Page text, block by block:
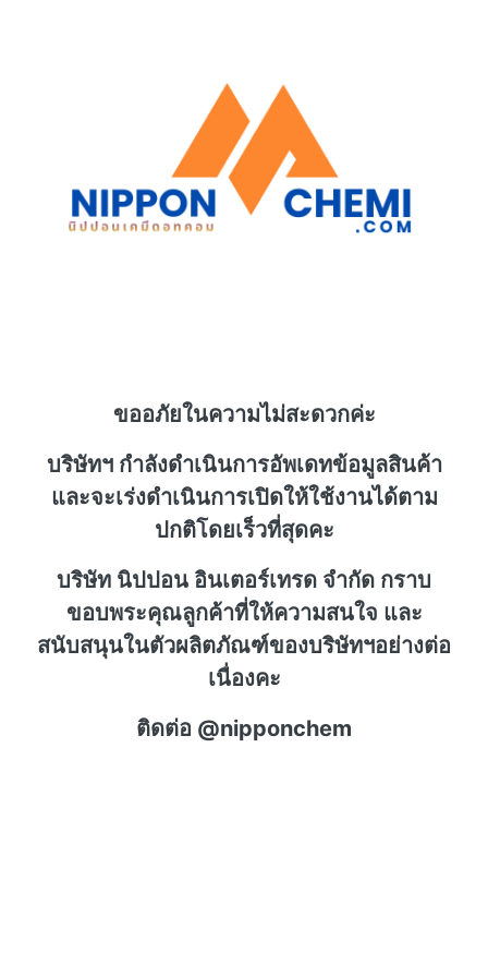
ขออภัยในความไม่สะดวกค่ะ
บริษัทฯ กำลังดำเนินการอัพเดทข้อมูลสินค้า
และจะเร่งดำเนินการเปิดให้ใช้งานได้ตาม
ปกติโดยเร็วที่สุดคะ
บริษัท นิปปอน อินเตอร์เทรด จำกัด กราบ
ขอบพระคุณลูกค้าที่ให้ความสนใจ และ
สนับสนุนในตัวผลิตภัณฑ์ของบริษัทฯอย่างต่อ
เนื่องคะ
ติดต่อ @nipponchem